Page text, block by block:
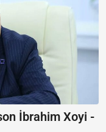
İbrahim Xoyi -